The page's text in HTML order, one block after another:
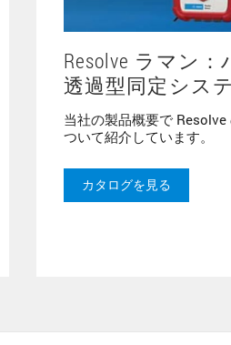
Resolve ラマン
透過型同定シス
当社の製品概要で
ついて紹介しています。
カタログを見る